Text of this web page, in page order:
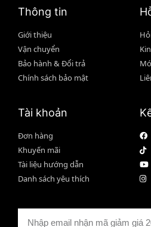
Thông tin
Giới thiệu
Vận chuyển
Bảo hành & Đổi trả
Chính sách bảo mật
Tài khoản
Đơn hàng
Khuyến mãi
Tài liệu hướng dẫn
Danh sách yêu thích